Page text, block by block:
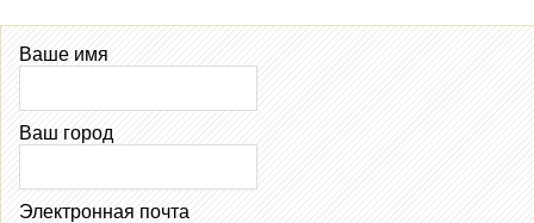
Ваше имя
Ваш город
Электронная почта